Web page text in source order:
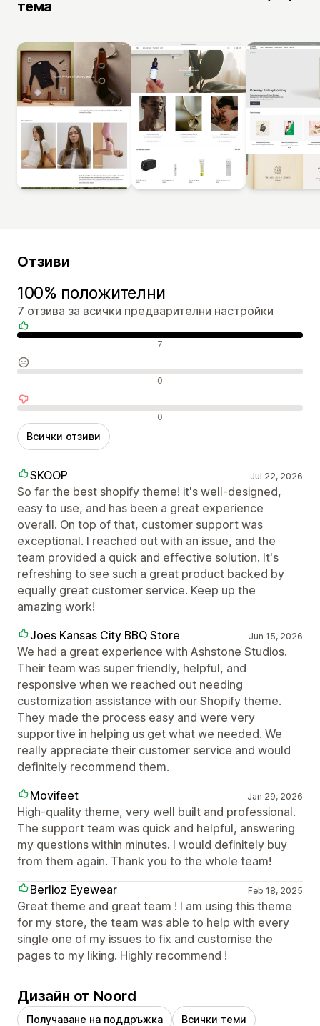
тема
Отзиви
100% положителни
7 отзива за всички предварителни настройки
Положителни отзиви 7
Неутрални отзиви 0
Отрицателни отзиви 0
Всички отзиви
SKOOP Jul 22, 2026
So far the best shopify theme! it's well-designed,
easy to use, and has been a great experience
overall. On top of that, customer support was
exceptional. I reached out with an issue, and the
team provided a quick and effective solution. It's
refreshing to see such a great product backed by
equally great customer service. Keep up the
amazing work!
Joes Kansas City BBQ Store
Jun 15, 2026
We had a great experience with Ashstone Studios.
Their team was super friendly, helpful, and
responsive when we reached out needing
customization assistance with our Shopify theme.
They made the process easy and were very
supportive in helping us get what we needed. We
really appreciate their customer service and would
definitely recommend them.
Movifeet
Jan 29, 2026
High-quality theme, very well built and professional.
The support team was quick and helpful, answering
my questions within minutes. I would definitely buy
from them again. Thank you to the whole team!
Berlioz Eyewear
Feb 18, 2025
Great theme and great team ! I am using this theme
for my store, the team was able to help with every
single one of my issues to fix and customise the
pages to my liking. Highly recommend !
Дизайн от Noord
Получаване на поддръжка Всички теми